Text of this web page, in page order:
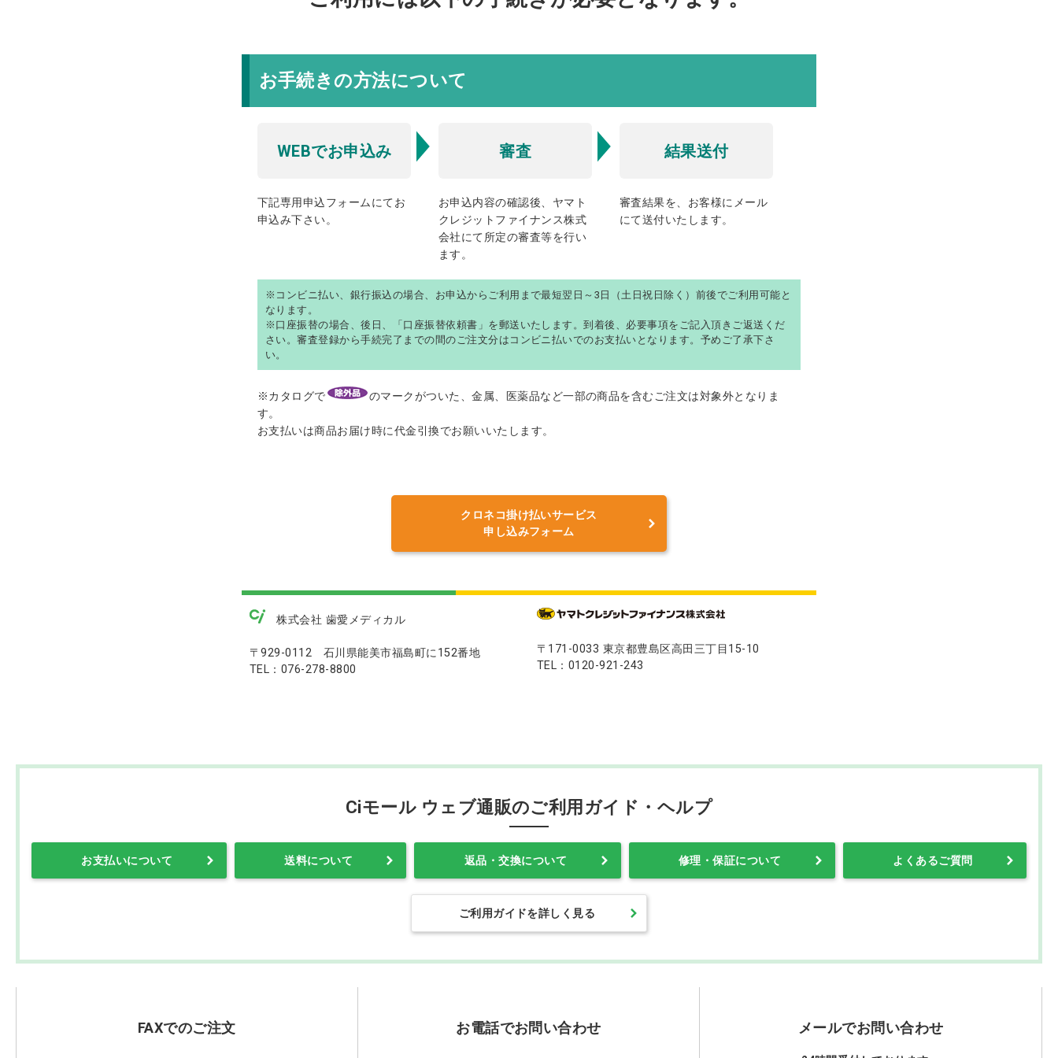
お手続きの方法について
WEBでお申込み
下記専用申込フォームにてお
申込み下さい。
審査
お申込内容の確認後、ヤマト
クレジットファイナンス株式
会社にて所定の審査等を行い
ます。
結果送付
審査結果を、お客様にメール
にて送付いたします。
※コンビニ払い、銀行振込の場合、お申込からご利用まで最短翌日～3日（土日祝日除く）前後でご利用可能と
なります。
※口座振替の場合、後日、「口座振替依頼書」を郵送いたします。到着後、必要事項をご記入頂きご返送くだ
さい。審査登録から手続完了までの間のご注文分はコンビニ払いでのお支払いとなります。予めご了承下さ
い。
※カタログで
のマークがついた、金属、医薬品など一部の商品を含むご注文は対象外となりま
す。
お支払いは商品お届け時に代金引換でお願いいたします。
クロネコ掛け払いサービス
申し込みフォーム
株式会社 歯愛メディカル
〒929-0112 石川県能美市福島町に152番地
TEL：076-278-8800
〒171-0033 東京都豊島区高田三丁目15-10
TEL：0120-921-243
Ciモール ウェブ通販のご利用ガイド・ヘルプ
お支払いについて 送料について 返品・交換について 修理・保証について よくあるご質問
ご利用ガイドを詳しく見る
FAXでのご注文 お電話でお問い合わせ メールでお問い合わせ